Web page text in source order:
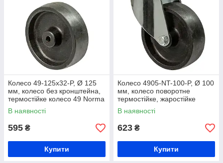
Колесо 49-125х32-P, Ø 125
мм, колесо без кронштейна,
термостійке колесо 49 Norma
Term, жаростійке колесо з
термопластичного сплаву
В наявності
595 ₴
Купити
Колесо 4905-NT-100-P, Ø 100
мм, колесо поворотне
термостійке, жаростійке
колесо на візок, колесо на
виробництво термопластичне
В наявності
623 ₴
Купити